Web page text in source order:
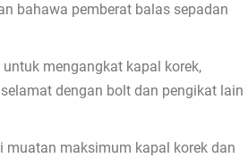
bahawa pemberat balas sepadan
mengangkat kapal korek,
dengan bolt dan pengikat lain
muatan maksimum kapal korek dan